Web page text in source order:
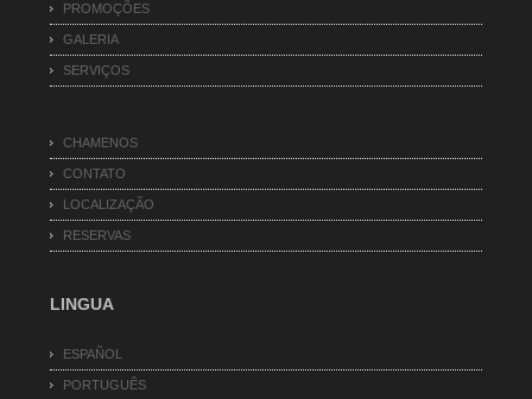
PROMOÇÕES
GALERIA
SERVIÇOS
CHAMENOS
CONTATO
LOCALIZAÇÃO
RESERVAS
LINGUA
ESPAÑOL
PORTUGUÊS